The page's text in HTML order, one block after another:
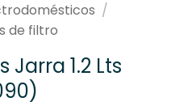
/
de filtro
Jarra 1.2 Lts